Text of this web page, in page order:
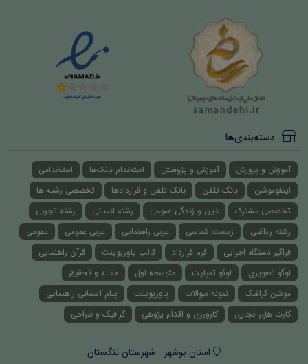
دسته‌بندی‌ها
آموزش و پرورش آموزش و پژوهش استخدام بانک‌ها
استخدامی
اینفوموشن
بانک تلفن بانک تلفن و قراردادها
تخصصی رشته ها
تخصصی مشترک
دین و زندگی عمومی رشته انسانی
رشته تجربی
رشته ریاضی
زیست شناسی عربی راهنمایی عربی عمومی
عمومی
فراگیر دستگاه اجرایی
فرم قرارداد قالب پاورپوینت
قرآن راهنمایی
لوگو تصویری
لوگو تمپلیت متوسطه اول
مقاله و تحقیق
موشن گرافیک
نمونه سوالات پاورپوینت
پیام آسمانی راهنمایی
کارت های تجاری
کارورزی و اقدام پژوهی گرافیک و طراحی
استان بوشهر - شهرستان تنگستان